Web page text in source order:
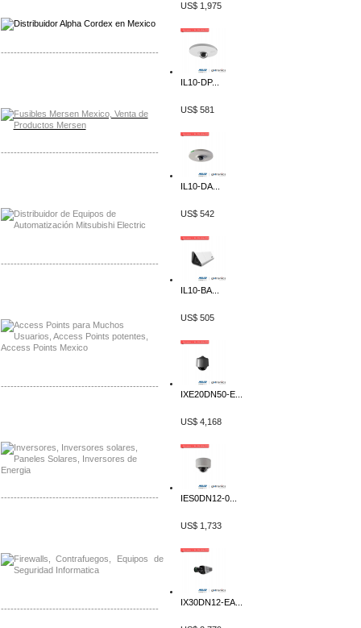
-------------------------------------------------
-------------------------------------------------
-------------------------------------------------
-------------------------------------------------
-------------------------------------------------
-------------------------------------------------
US$ 1,975
IL10-DP...
US$ 581
IL10-DA...
US$ 542
IL10-BA...
US$ 505
IXE20DN50-E...
US$ 4,168
IES0DN12-0...
US$ 1,733
IX30DN12-EA...